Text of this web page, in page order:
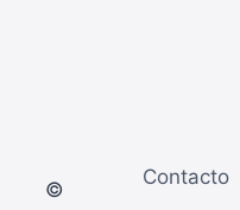
©
Contacto